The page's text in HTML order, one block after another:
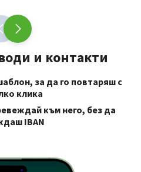
и контакти
за да го повтаряш с
клика
към него, без да
IBAN